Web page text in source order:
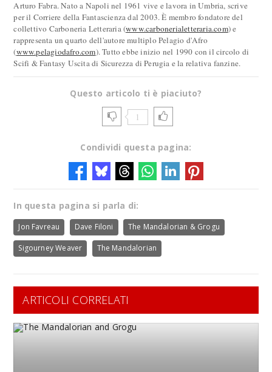
Arturo Fabra. Nato a Napoli nel 1961 vive e lavora in Umbria, scrive
per il Corriere della Fantascienza dal 2003. È membro fondatore del
collettivo Carboneria Letteraria (www.carbonerialetteraria.com) e
rappresenta un quarto dell'autore multiplo Pelagio d'Afro
(www.pelagiodafro.com). Tutto ebbe inizio nel 1990 con il circolo di
Scifi & Fantasy Uscita di Sicurezza di Perugia e la relativa fanzine.
Questo articolo ti è piaciuto?
1
Condividi questa pagina:
In questa pagina si parla di:
Jon Favreau Dave Filoni The Mandalorian & Grogu
Sigourney Weaver The Mandalorian
ARTICOLI CORRELATI